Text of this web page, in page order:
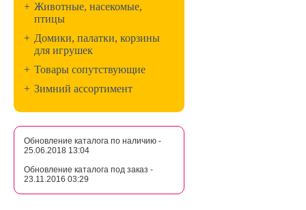
+ Животные, насекомые,
птицы
+ Домики, палатки, корзины
для игрушек
+ Товары сопутствующие
+ Зимний ассортимент
Обновление каталога по наличию -
25.06.2018 13:04
Обновление каталога под заказ -
23.11.2016 03:29